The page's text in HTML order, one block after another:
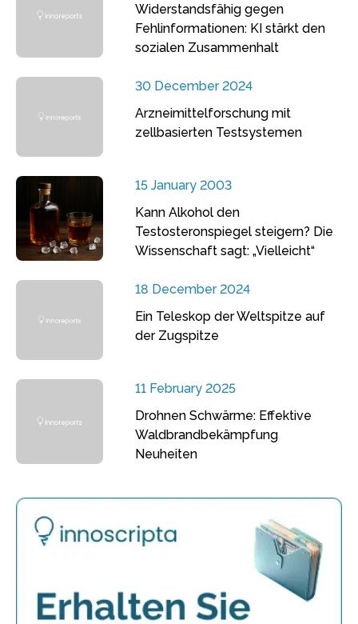
Widerstandsfähig gegen
Fehlinformationen: KI stärkt den
sozialen Zusammenhalt
30 December 2024
Arzneimittelforschung mit
zellbasierten Testsystemen
15 January 2003
Kann Alkohol den
Testosteronspiegel steigern? Die
Wissenschaft sagt: „Vielleicht“
18 December 2024
Ein Teleskop der Weltspitze auf
der Zugspitze
11 February 2025
Drohnen Schwärme: Effektive
Waldbrandbekämpfung
Neuheiten